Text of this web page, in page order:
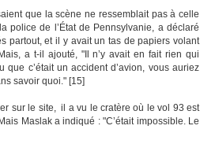
que la scène ne ressemblait pas à celle
police de l’État de Pennsylvanie, a déclaré
partout, et il y avait un tas de papiers volant
a t-il ajouté, "Il n’y avait en fait rien qui
c’était un accident d’avion, vous auriez
savoir quoi." [15]
sur le site, il a vu le cratère où le vol 93 est
Maslak a indiqué : "C’était impossible. Le